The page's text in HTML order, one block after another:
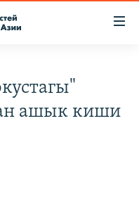
ашык киши